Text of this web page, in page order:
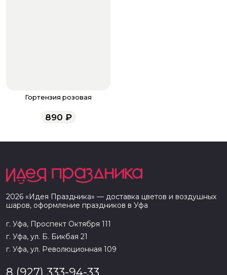
Гортензия розовая
890 ₽
2026 «Идея Праздника» — доставка цветов и воздушных
шаров, оформление праздников в Уфа
г. Уфа, Проспект Октября 111
г. Уфа, ул. Б. Бикбая 21
г. Уфа, ул. Революционная 109
8 (927) 333-94-33